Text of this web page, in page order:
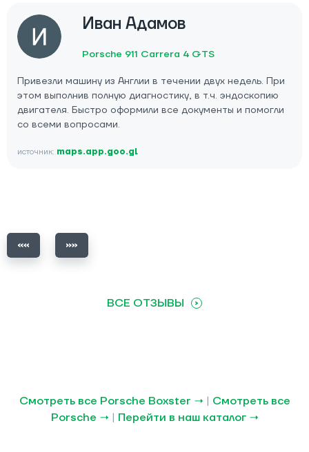
Иван Адамов
Porsche 911 Carrera 4 GTS
Привезли машину из Англии в течении двух недель. При
этом выполнив полную диагностику, в т.ч. эндоскопию
двигателя. Быстро оформили все документы и помогли
со всеми вопросами.
источник: maps.app.goo.gl
ВСЕ ОТЗЫВЫ
Смотреть все Porsche Boxster → | Смотреть все
Porsche → | Перейти в наш каталог →